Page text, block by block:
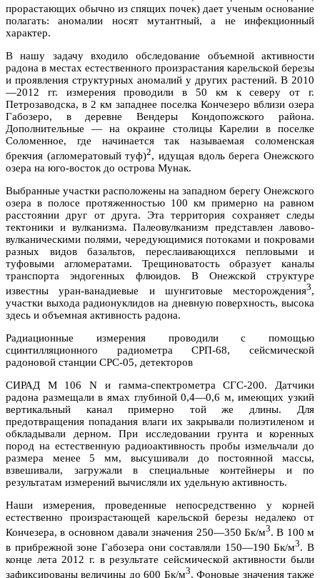
прорастающих обычно из спящих почек) дает ученым основание
полагать: аномалии носят мутантный, а не инфекционный
характер.
В нашу задачу входило обследование объемной активности
радона в местах естественного произрастания карельской березы
и проявления структурных аномалий у других растений. В 2010
—2012 гг. измерения проводили в 50 км к северу от г.
Петрозаводска, в 2 км западнее поселка Кончезеро вблизи озера
Габозеро, в деревне Вендеры Кондопожского района.
Дополнительные — на окраине столицы Карелии в поселке
Соломенное, где начинается так называемая соломенская
брекчия (агломератовый туф)2, идущая вдоль берега Онежского
озера на юго-восток до острова Мунак.
Выбранные участки расположены на западном берегу Онежского
озера в полосе протяженностью 100 км примерно на равном
расстоянии друг от друга. Эта территория сохраняет следы
тектоники и вулканизма. Палеовулканизм представлен лавово-
вулканическими полями, чередующимися потоками и покровами
разных видов базальтов, переслаивающихся пепловыми и
туфовыми агломератами. Трещиноватость образует каналы
транспорта эндогенных флюидов. В Онежской структуре
известны уран-ванадиевые и шунгитовые месторождения3,
участки выхода радионуклидов на дневную поверхность, высока
здесь и объемная активность радона.
Радиационные измерения проводили с помощью
сцинтилляционного радиометра СРП-68, сейсмической
радоновой станции СРС-05, детекторов
СИРАД М 106 N и гамма-спектрометра СГС-200. Датчики
радона размещали в ямах глубиной 0,4—0,6 м, имеющих узкий
вертикальный канал примерно той же длины. Для
предотвращения попадания влаги их закрывали полиэтиленом и
обкладывали дерном. При исследовании грунта и коренных
пород на естественную радиоактивность пробы измельчали до
размера менее 5 мм, высушивали до постоянной массы,
взвешивали, загружали в специальные контейнеры и по
результатам измерений вычисляли их удельную активность.
Наши измерения, проведенные непосредственно у корней
естественно произрастающей карельской березы недалеко от
Кончезера, в основном давали значения 250—350 Бк/м3. В 100 м
в прибрежной зоне Габозера они составляли 150—190 Бк/м3. В
конце лета 2012 г. в результате сейсмической активности были
зафиксированы величины до 600 Бк/м3. Фоновые значения также